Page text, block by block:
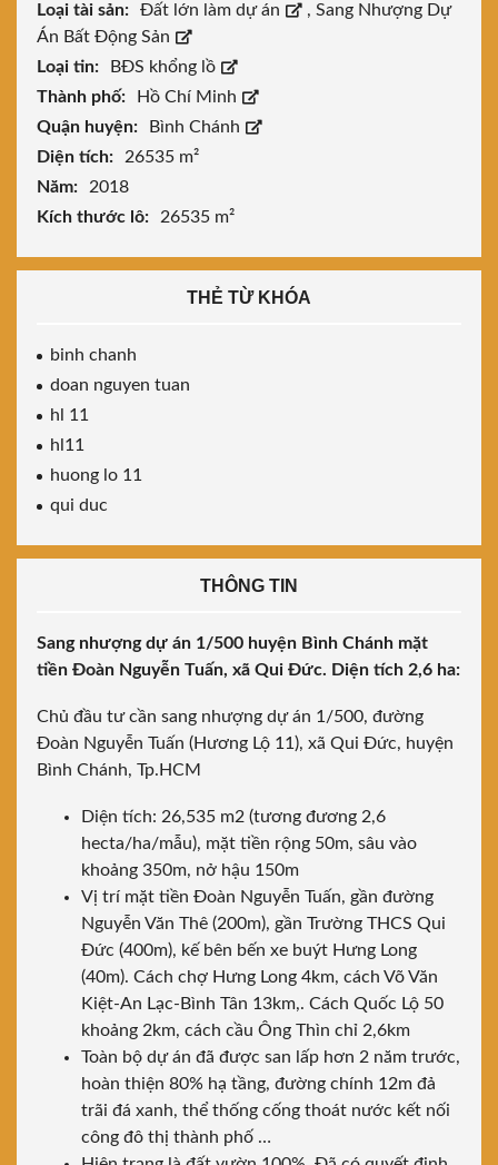
Loại tài sản: Đất lớn làm dự án , Sang Nhượng Dự
Án Bất Động Sản
Loại tin:
BĐS khổng lồ
Thành phố:
Hồ Chí Minh
Quận huyện:
Bình Chánh
Diện tích:
26535 m²
Năm:
2018
Kích thước lô:
26535 m²
THẺ TỪ KHÓA
binh chanh
doan nguyen tuan
hl 11
hl11
huong lo 11
qui duc
THÔNG TIN
Sang nhượng dự án 1/500 huyện Bình Chánh mặt
tiền Đoàn Nguyễn Tuấn, xã Qui Đức. Diện tích 2,6 ha:
Chủ đầu tư cần sang nhượng dự án 1/500, đường
Đoàn Nguyễn Tuấn (Hương Lộ 11), xã Qui Đức, huyện
Bình Chánh, Tp.HCM
Diện tích: 26,535 m2 (tương đương 2,6
hecta/ha/mẫu), mặt tiền rộng 50m, sâu vào
khoảng 350m, nở hậu 150m
Vị trí mặt tiền Đoàn Nguyễn Tuấn, gần đường
Nguyễn Văn Thê (200m), gần Trường THCS Qui
Đức (400m), kế bên bến xe buýt Hưng Long
(40m). Cách chợ Hưng Long 4km, cách Võ Văn
Kiệt-An Lạc-Bình Tân 13km,. Cách Quốc Lộ 50
khoảng 2km, cách cầu Ông Thìn chỉ 2,6km
Toàn bộ dự án đã được san lấp hơn 2 năm trước,
hoàn thiện 80% hạ tầng, đường chính 12m đả
trãi đá xanh, thể thống cống thoát nước kết nối
công đô thị thành phố …